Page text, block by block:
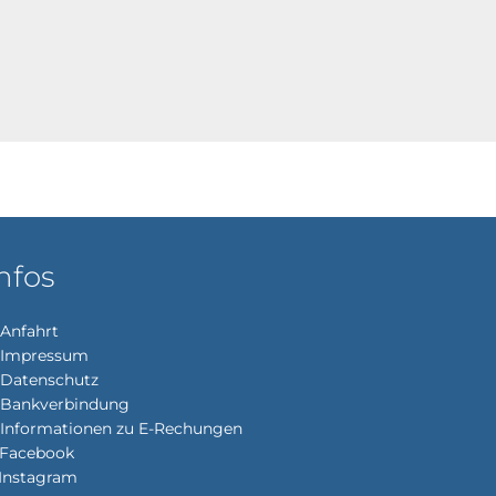
180
Anfahrt
Impressum
Datenschutz
Bankverbindung
Informationen zu E-Rechungen
Facebook
Instagram